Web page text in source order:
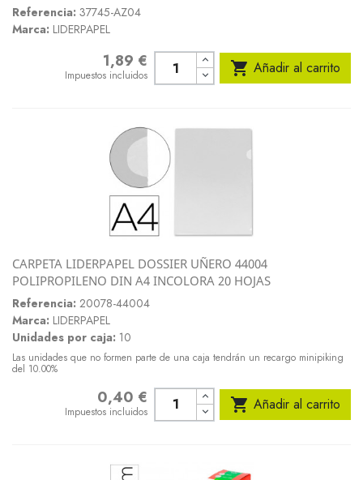
Referencia: 37745-AZ04
Marca: LIDERPAPEL
1,89 €
Impuestos incluidos  Añadir al carrito
CARPETA LIDERPAPEL DOSSIER UÑERO 44004
POLIPROPILENO DIN A4 INCOLORA 20 HOJAS
Referencia: 20078-44004
Marca: LIDERPAPEL
Unidades por caja: 10
Las unidades que no formen parte de una caja tendrán un recargo minipiking
del 10.00%
0,40 €
Impuestos incluidos  Añadir al carrito